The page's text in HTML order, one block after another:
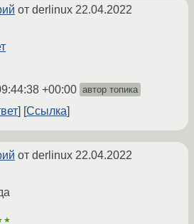
от derlinux 22.04.2022
+00:00 автор топика
Ссылка
от derlinux 22.04.2022